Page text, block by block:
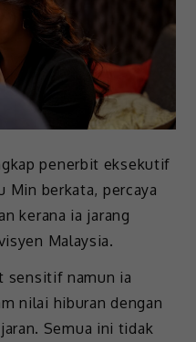
penerbit eksekutif
Min berkata, percaya
kerana ia jarang
Malaysia.
sensitif namun ia
nilai hiburan dengan
Semua ini tidak